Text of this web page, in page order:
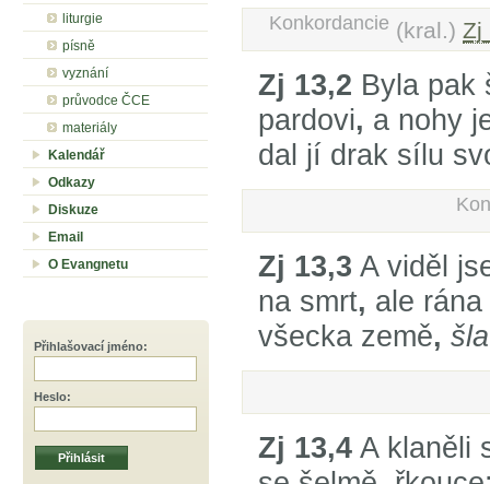
liturgie
písně
vyznání
průvodce ČCE
materiály
Kalendář
Odkazy
Diskuze
Email
O Evangnetu
Přihlašovací jméno:
Heslo:
Konkordancie (kral.) Zj
Zj 13,2 Byla pak
pardovi, a nohy
dal jí drak sílu
Zj 13,3 A viděl
na smrt, ale
všecka země, šla
Zj 13,4 A klaněli